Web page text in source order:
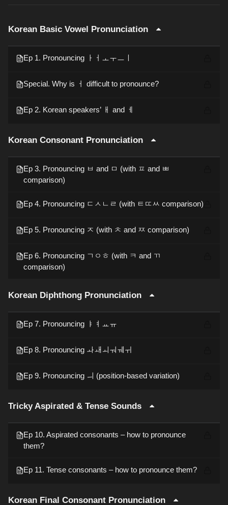
Korean Basic Vowel Pronunciation
Ep 1. Pronouncing ㅏㅓㅗㅜㅡㅣ
Special. Why is ㅓ difficult to pronounce?
Ep 2. Korean speakers’ ㅐ and ㅔ
Korean Consonant Pronunciation
Ep 3. Pronouncing ㅂ and ㅁ (with ㅍ and ㅃ
comparison)
Ep 4. Pronouncing ㄷㅅㄴㄹ (with ㅌㄸㅆ comparison)
Ep 5. Pronouncing ㅈ (with ㅊ and ㅉ comparison)
Ep 6. Pronouncing ㄱㅇㅎ (with ㅋ and ㄲ
comparison)
Korean Diphthong Pronunciation
Ep 7. Pronouncing ㅑㅕㅛㅠ
Ep 8. Pronouncing ㅘㅙㅚㅝㅞㅟ
Ep 9. Pronouncing ㅢ (position-based variation)
Tricky Aspirated & Tense Sounds
Ep 10. Aspirated consonants – how to pronounce
them?
Ep 11. Tense consonants – how to pronounce them?
Korean Final Consonant Pronunciation